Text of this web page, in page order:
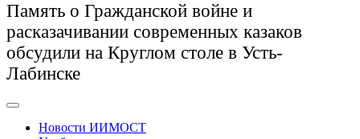
Память о Гражданской войне и
расказачивании современных казаков
обсудили на Круглом столе в Усть-
Лабинске
Новости ИИМОСТ